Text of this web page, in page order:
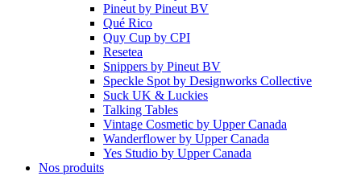
Pineut by Pineut BV
Qué Rico
Quy Cup by CPI
Resetea
Snippers by Pineut BV
Speckle Spot by Designworks Collective
Suck UK & Luckies
Talking Tables
Vintage Cosmetic by Upper Canada
Wanderflowerby Upper Canada
Yes Studio by Upper Canada
Nos produits